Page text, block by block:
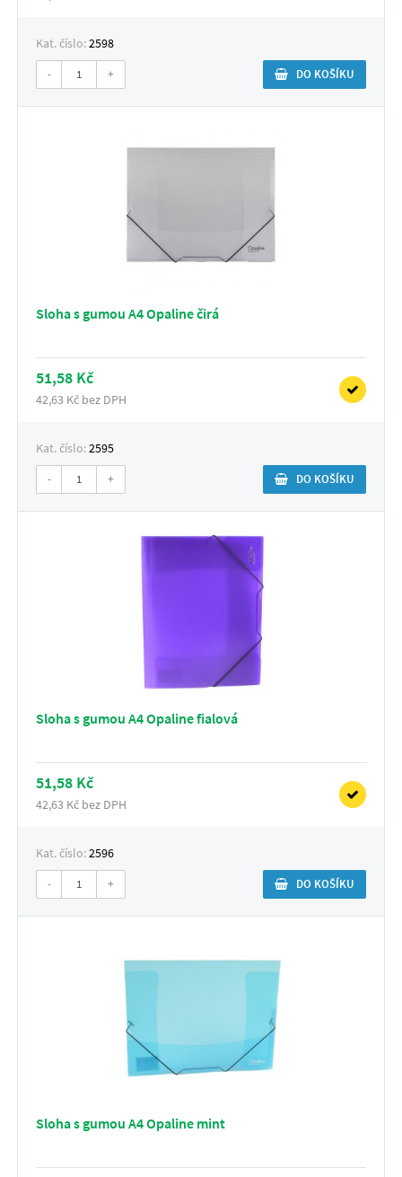
Kat. číslo:2598
- + DO KOŠÍKU
Sloha s gumou A4 Opaline čirá
51,58 Kč
42,63 Kč bez DPH
Kat. číslo:2595
- + DO KOŠÍKU
Sloha s gumou A4 Opaline fialová
51,58 Kč
42,63 Kč bez DPH
Kat. číslo:2596
- + DO KOŠÍKU
Sloha s gumou A4 Opaline mint